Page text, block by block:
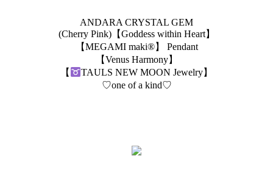
ANDARA CRYSTAL GEM
(Cherry Pink)【Goddess within Heart】
【MEGAMI maki®︎】 Pendant
【Venus Harmony】
【
TAULS NEW MOON Jewelry】
♡one of a kind♡